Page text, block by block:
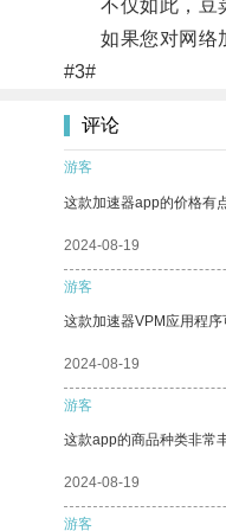
不仅如此，豆荚
如果您对网络加
#3#
评论
游客
这款加速器app的价格有
2024-08-19
游客
这款加速器VPM应用程序
2024-08-19
游客
这款app的商品种类非常
2024-08-19
游客